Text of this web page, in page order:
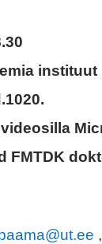
instituut
FMTDK
,